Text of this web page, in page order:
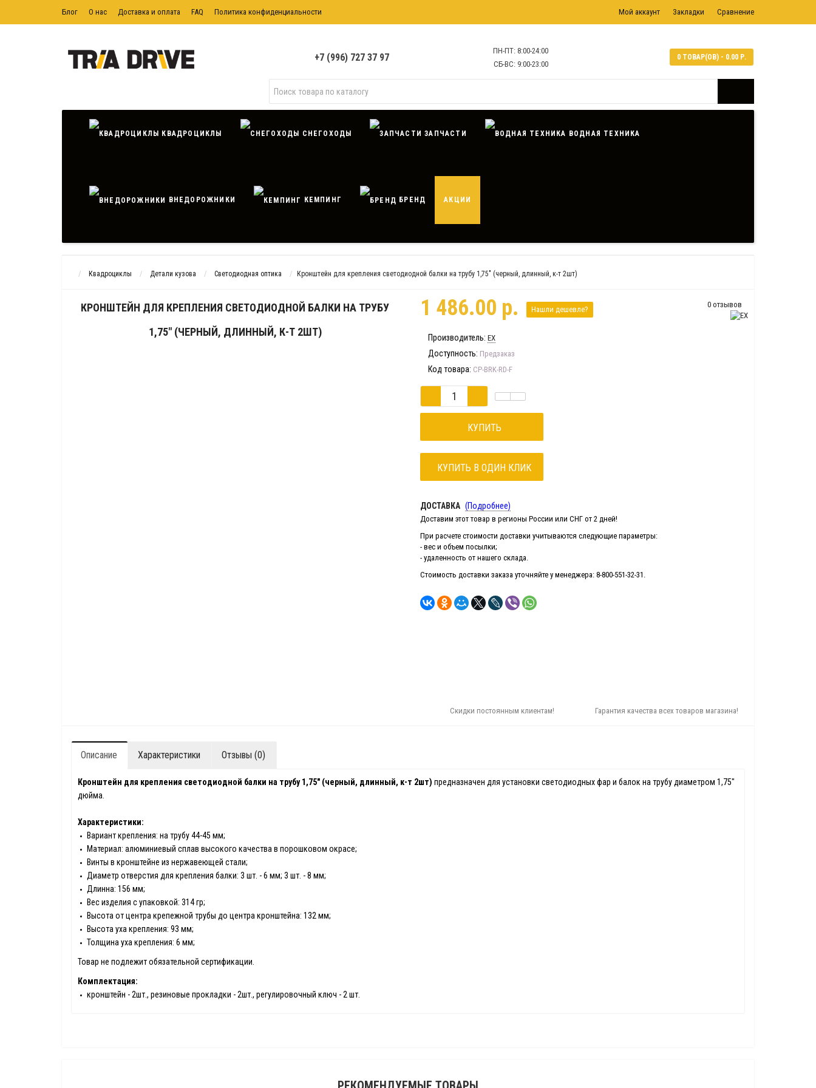
Блог О нас Доставка и оплата FAQ Политика конфиденциальности Мой аккаунт Закладки Сравнение
+7 (996) 727 37 97
ПН-ПТ: 8:00-24:00
СБ-ВС: 9:00-23:00
0 ТОВАР(ОВ) - 0.00 Р.
КВАДРОЦИКЛЫ СНЕГОХОДЫ ЗАПЧАСТИ ВОДНАЯ ТЕХНИКА
ВНЕДОРОЖНИКИ КЕМПИНГ БРЕНД АКЦИИ
Квадроциклы Детали кузова Светодиодная оптика Кронштейн для крепления светодиодной балки на трубу 1,75" (черный, длинный, к-т 2шт)
КРОНШТЕЙН ДЛЯ КРЕПЛЕНИЯ СВЕТОДИОДНОЙ БАЛКИ НА ТРУБУ
1,75" (ЧЕРНЫЙ, ДЛИННЫЙ, К-Т 2ШТ)
0 отзывов
1 486.00 р. Нашли дешевле?
Производитель: EX
Доступность: Предзаказ
Код товара: CP-BRK-RD-F
КУПИТЬ
КУПИТЬ В ОДИН КЛИК
ДОСТАВКА (Подробнее)
Доставим этот товар в регионы России или СНГ от 2 дней!
При расчете стоимости доставки учитываются следующие параметры:
- вес и объем посылки;
- удаленность от нашего склада.
Стоимость доставки заказа уточняйте у менеджера: 8-800-551-32-31.
Скидки постоянным клиентам! Гарантия качества всех товаров магазина!
Описание Характеристики Отзывы (0)
Кронштейн для крепления светодиодной балки на трубу 1,75" (черный, длинный, к-т 2шт) предназначен для установки светодиодных фар и балок на трубу диаметром 1,75"
дюйма.
Характеристики:
Вариант крепления: на трубу 44-45 мм;
Материал: алюминиевый сплав высокого качества в порошковом окрасе;
Винты в кронштейне из нержавеющей стали;
Диаметр отверстия для крепления балки: 3 шт. - 6 мм; 3 шт. - 8 мм;
Длинна: 156 мм;
Вес изделия с упаковкой: 314 гр;
Высота от центра крепежной трубы до центра кронштейна: 132 мм;
Высота уха крепления: 93 мм;
Толщина уха крепления: 6 мм;
Товар не подлежит обязательной сертификации.
Комплектация:
кронштейн - 2шт., резиновые прокладки - 2шт., регулировочный ключ - 2 шт.